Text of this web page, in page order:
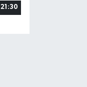
21:30